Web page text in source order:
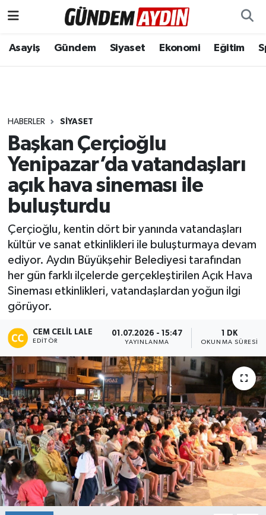
Asayiş Gündem Siyaset Ekonomi Eğitim
HABERLER SIYASET
Başkan Çerçioğlu
Yenipazar’da vatandaşları
açık hava sineması ile
buluşturdu
Çerçioğlu, kentin dört bir yanında vatandaşları
kültür ve sanat etkinlikleri ile buluşturmaya devam
ediyor. Aydın Büyükşehir Belediyesi tarafından
her gün farklı ilçelerde gerçekleştirilen Açık Hava
Sineması etkinlikleri, vatandaşlardan yoğun ilgi
görüyor.
CEM CELIL LALE
EDITÖR
01.07.2026 - 15:47
YAYINLANMA
1 DK
OKUNMA SÜRESI
Aydın Nöbetçi Eczaneler
Aydın Trafik Yoğunluk Haritası
Süper Lig Puan Durumu ve Fikstür
Tüm Manşetler
Son Dakika Haberleri
Haber Arşivi